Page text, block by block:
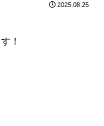
2025.08.25
！